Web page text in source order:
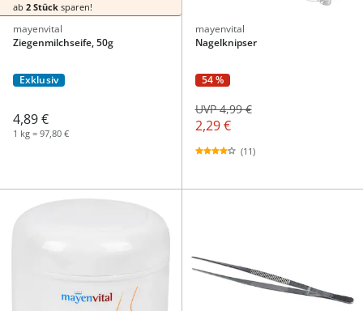
ab 2 Stück sparen!
mayenvital
Ziegenmilchseife, 50g
Exklusiv
4,89 €
1 kg = 97,80 €
mayenvital
Nagelknipser
54 %
2,29 €
UVP 4,99 €
(11)